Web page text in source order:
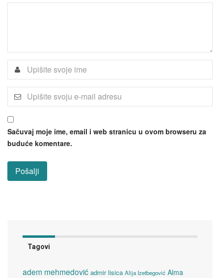
Sačuvaj moje ime, email i web stranicu u ovom browseru za
buduće komentare.
Tagovi
adem mehmedović admir lisica Alija Izetbegović Alma